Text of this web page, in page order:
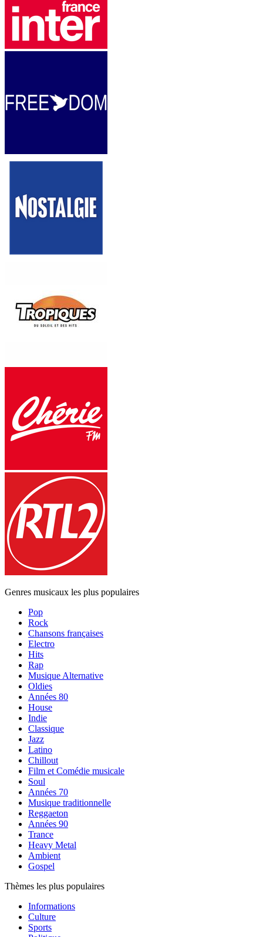
Genres musicaux les plus populaires
Pop
Rock
Chansons françaises
Electro
Hits
Rap
Musique Alternative
Oldies
Années 80
House
Indie
Classique
Jazz
Latino
Chillout
Film et Comédie musicale
Soul
Années 70
Musique traditionnelle
Reggaeton
Années 90
Trance
Heavy Metal
Ambient
Gospel
Thèmes les plus populaires
Informations
Culture
Sports